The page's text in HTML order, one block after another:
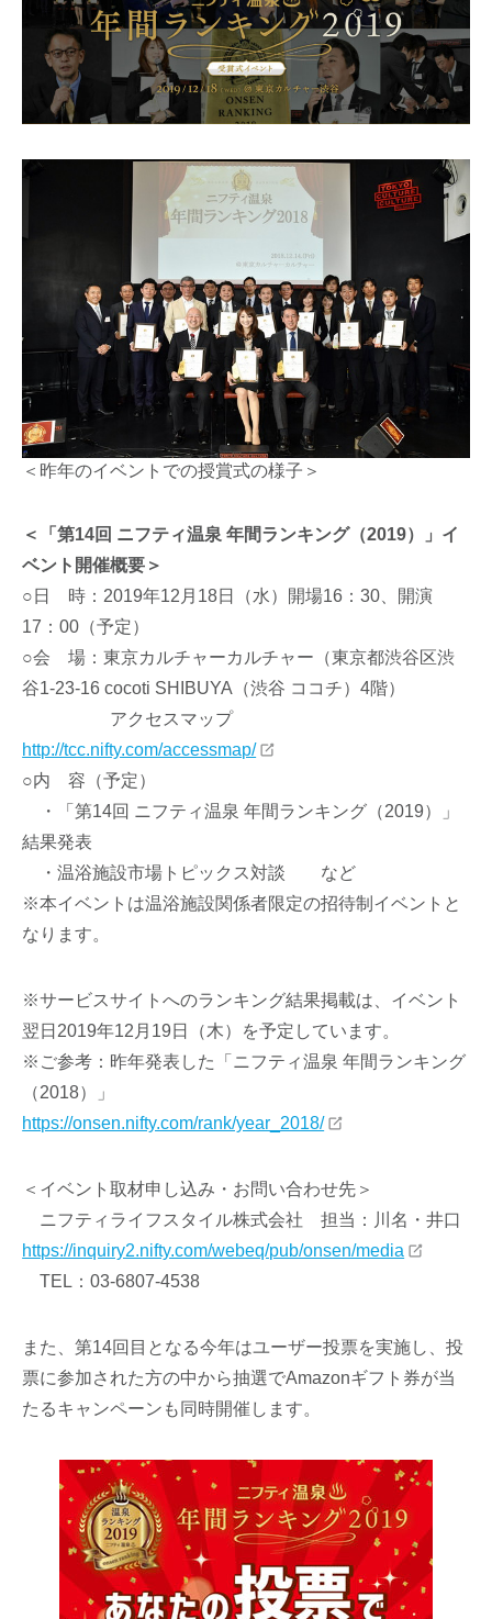
＜昨年のイベントでの授賞式の様子＞
＜「第14回 ニフティ温泉 年間ランキング（2019）」イ
ベント開催概要＞
○日 時：2019年12月18日（水）開場16：30、開演
17：00（予定）
○会 場：東京カルチャーカルチャー（東京都渋谷区渋
谷1-23-16 cocoti SHIBUYA（渋谷 ココチ）4階）
アクセスマップ
http://tcc.nifty.com/accessmap/
○内 容（予定）
・「第14回 ニフティ温泉 年間ランキング（2019）」
結果発表
・温浴施設市場トピックス対談 など
※本イベントは温浴施設関係者限定の招待制イベントと
なります。
※サービスサイトへのランキング結果掲載は、イベント
翌日2019年12月19日（木）を予定しています。
※ご参考：昨年発表した「ニフティ温泉 年間ランキング
（2018）」
https://onsen.nifty.com/rank/year_2018/
＜イベント取材申し込み・お問い合わせ先＞
ニフティライフスタイル株式会社 担当：川名・井口
https://inquiry2.nifty.com/webeq/pub/onsen/media
TEL：03-6807-4538
また、第14回目となる今年はユーザー投票を実施し、投
票に参加された方の中から抽選でAmazonギフト券が当
たるキャンペーンも同時開催します。